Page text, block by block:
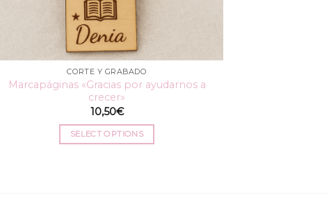
CORTE Y GRABADO
Marcapáginas «Gracias por ayudarnos a
crecer»
10,50€
SELECT OPTIONS